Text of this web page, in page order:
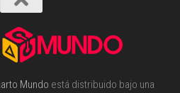
Mundo está distribuido bajo una